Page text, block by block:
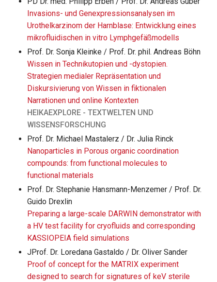
Invasions- und Genexpressionsanalysen im
Urothelkarzinom der Harnblase: Entwicklung eines
mikrofluidischen in vitro Lymphgefäßmodells
Prof. Dr. Sonja Kleinke / Prof. Dr. phil. Andreas Böhn
Wissen in Technikutopien und -dystopien.
Strategien medialer Repräsentation und
Diskursivierung von Wissen in fiktionalen
Narrationen und online Kontexten
HEIKAEXPLORE - TEXTWELTEN UND
WISSENSFORSCHUNG
Prof. Dr. Michael Mastalerz / Dr. Julia Rinck
Nanoparticles in Porous organic coordination
compounds: from functional molecules to
functional materials
Prof. Dr. Stephanie Hansmann-Menzemer / Prof. Dr.
Guido Drexlin
Preparing a large-scale DARWIN demonstrator with
a HV test facility for cryofluids and corresponding
KASSIOPEIA field simulations
JProf. Dr. Loredana Gastaldo / Dr. Oliver Sander
Proof of concept for the MATRIX experiment
designed to search for signatures of keV sterile